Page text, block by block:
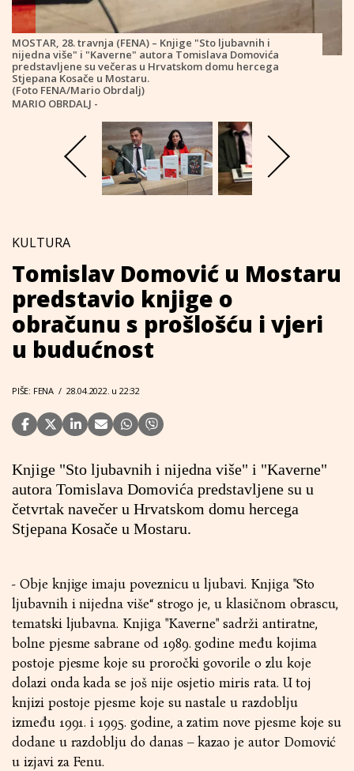
MOSTAR, 28. travnja (FENA) – Knjige "Sto ljubavnih i
nijedna više" i "Kaverne" autora Tomislava Domovića
predstavljene su večeras u Hrvatskom domu hercega
Stjepana Kosače u Mostaru.
(Foto FENA/Mario Obrdalj)
MARIO OBRDALJ -
KULTURA
Tomislav Domović u Mostaru
predstavio knjige o
obračunu s prošlošću i vjeri
u budućnost
PIŠE: FENA / 28.04.2022. u 22:32
Knjige "Sto ljubavnih i nijedna više" i "Kaverne"
autora Tomislava Domovića predstavljene su u
četvrtak navečer u Hrvatskom domu hercega
Stjepana Kosače u Mostaru.
- Obje knjige imaju poveznicu u ljubavi. Knjiga "Sto
ljubavnih i nijedna više“ strogo je, u klasičnom obrascu,
tematski ljubavna. Knjiga "Kaverne" sadrži antiratne,
bolne pjesme sabrane od 1989. godine među kojima
postoje pjesme koje su proročki govorile o zlu koje
dolazi onda kada se još nije osjetio miris rata. U toj
knjizi postoje pjesme koje su nastale u razdoblju
između 1991. i 1995. godine, a zatim nove pjesme koje su
dodane u razdoblju do danas – kazao je autor Domović
u izjavi za Fenu.